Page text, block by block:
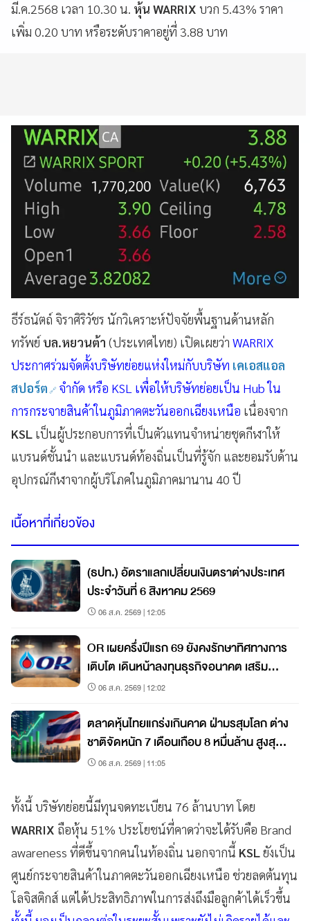
มี.ค.2568 เวลา 10.30 น. หุ้น WARRIX บวก 5.43% ราคา
เพิ่ม 0.20 บาท หรือระดับราคาอยู่ที่ 3.88 บาท
ธีร์ธนัตถ์ จิราศิริวัชร นักวิเคราะห์ปัจจัยพื้นฐานด้านหลัก
ทรัพย์ บล.หยวนต้า (ประเทศไทย) เปิดเผยว่า WARRIX
ประกาศร่วมจัดตั้งบริษัทย่อยแห่งใหม่กับบริษัท เคเอสแอล
สปอร์ต
จำกัด หรือ KSL เพื่อให้บริษัทย่อยเป็น Hub ใน
การกระจายสินค้าในภูมิภาคตะวันออกเฉียงเหนือ เนื่องจาก
KSL เป็นผู้ประกอบการที่เป็นตัวแทนจำหน่ายชุดกีฬาให้
แบรนด์ชั้นนำ และแบรนด์ท้องถิ่นเป็นที่รู้จัก และยอมรับด้าน
อุปกรณ์กีฬาจากผู้บริโภคในภูมิภาคมานาน 40 ปี
เนื้อหาที่เกี่ยวข้อง
(ธปท.) อัตราแลกเปลี่ยนเงินตราต่างประเทศ
ประจำวันที่ 6 สิงหาคม 2569
06 ส.ค. 2569 | 12:05
OR เผยครึ่งปีแรก 69 ยังคงรักษาทิศทางการ
เติบโต เดินหน้าลงทุนธุรกิจอนาคต เสริม
เติบโตระยะยาว
06 ส.ค. 2569 | 12:02
ตลาดหุ้นไทยแกร่งเกินคาด ฝ่ามรสุมโลก ต่าง
ชาติจัดหนัก 7 เดือนเกือบ 8 หมื่นล้าน สูงสุด
ในภูมิภาค
06 ส.ค. 2569 | 11:05
ทั้งนี้ บริษัทย่อยนี้มีทุนจดทะเบียน 76 ล้านบาท โดย
WARRIX ถือหุ้น 51% ประโยชน์ที่คาดว่าจะได้รับคือ Brand
awareness ที่ดีขึ้นจากคนในท้องถิ่น นอกจากนี้ KSL ยังเป็น
ศูนย์กระจายสินค้าในภาคตะวันออกเฉียงเหนือ ช่วยลดต้นทุน
โลจิสติกส์ แต่ได้ประสิทธิภาพในการส่งถึงมือลูกค้าได้เร็วขึ้น